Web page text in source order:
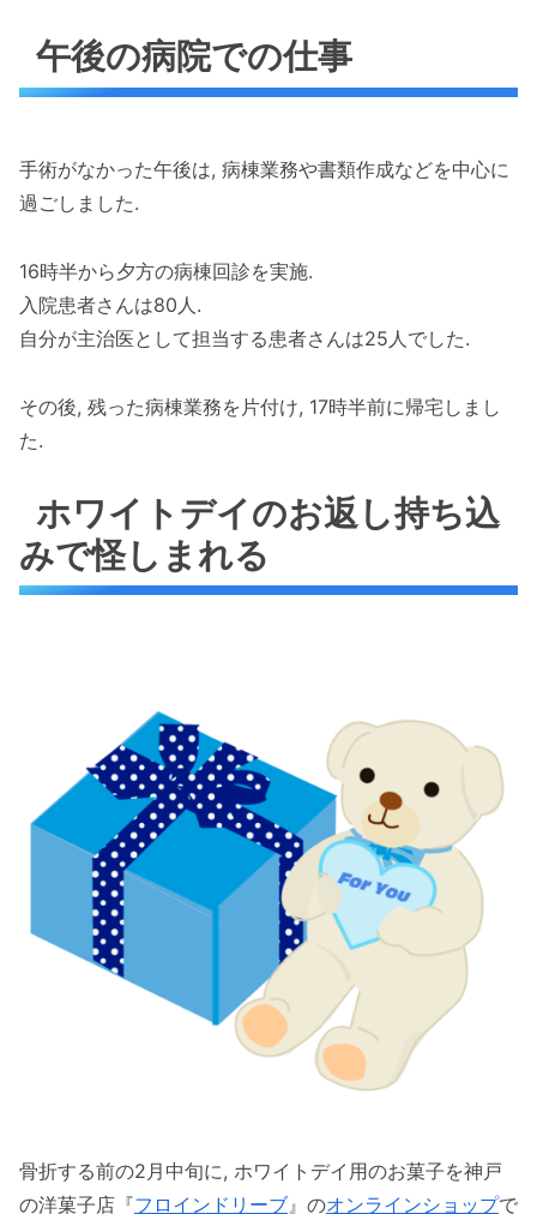
午後の病院での仕事
手術がなかった午後は, 病棟業務や書類作成などを中心に
過ごしました.
16時半から夕方の病棟回診を実施.
入院患者さんは80人.
自分が主治医として担当する患者さんは25人でした.
その後, 残った病棟業務を片付け, 17時半前に帰宅しまし
た.
ホワイトデイのお返し持ち込
みで怪しまれる
骨折する前の2月中旬に, ホワイトデイ用のお菓子を神戸
の洋菓子店『フロインドリーブ 』のオンラインショップで